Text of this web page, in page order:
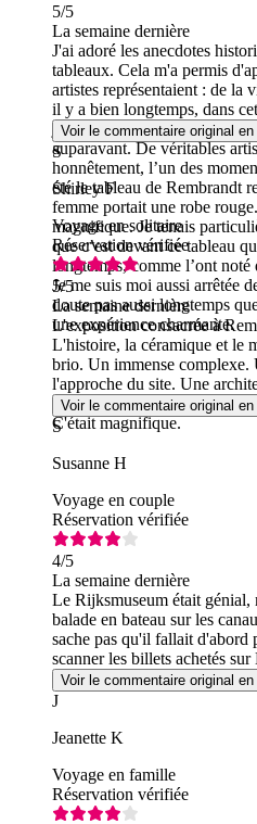
5/5
La semaine dernière
J'ai adoré les anecdotes
tableaux. Cela m'a permis
artistes représentaient : de la
il y a bien longtemps, dans
j'ai découvert des artistes
auparavant. De véritables
honnêtement, l’un des
été le tableau de Rembrandt
femme portait une robe
magnifique. Je tenais
que c’est devant ce tableau
longtemps, comme l’ont
Je me suis moi aussi arrêtée
doute pas aussi longtemps
une expérience charmante.
Voir le commentaire original en
S
Shirley F
Voyage en solitaire
Réservation vérifiée
5/5
La semaine dernière
L'exposition consacrée à
L'histoire, la céramique et le
brio. Un immense complexe.
l'approche du site. Une
d'accès. Je venais d'Australie
C'était magnifique.
Voir le commentaire original en
S
Susanne H
Voyage en couple
Réservation vérifiée
4/5
La semaine dernière
Le Rijksmuseum était génial,
balade en bateau sur les
sache pas qu'il fallait d'abord
scanner les billets achetés
! Voir le commentaire original en
J
Jeanette K
Voyage en famille
Réservation vérifiée